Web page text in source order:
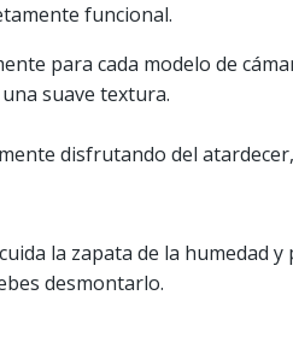
funcional.
para cada modelo de
suave textura.
disfrutando del
la zapata de la humedad
desmontarlo.